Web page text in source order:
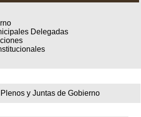
Delegadas
Plenos y Juntas de Gobierno